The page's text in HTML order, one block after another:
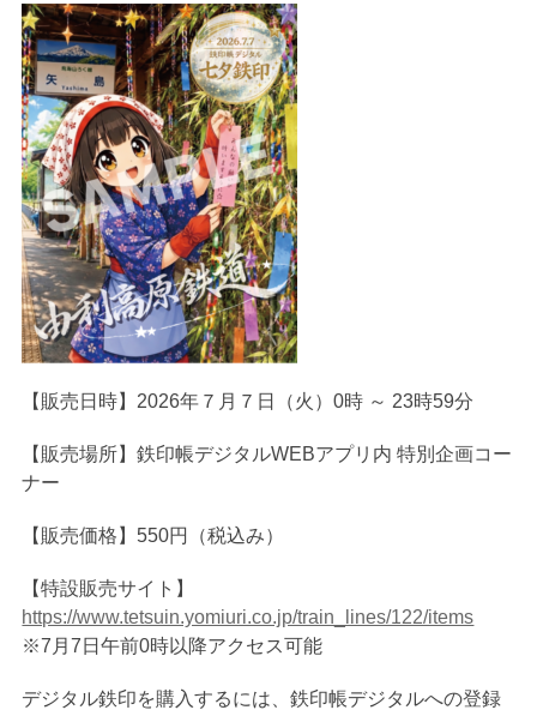
【販売日時】2026年７月７日（火）0時 ～ 23時59分
【販売場所】鉄印帳デジタルWEBアプリ内 特別企画コー
ナー
【販売価格】550円（税込み）
【特設販売サイト】
https://www.tetsuin.yomiuri.co.jp/train_lines/122/items
※7月7日午前0時以降アクセス可能
デジタル鉄印を購入するには、鉄印帳デジタルへの登録